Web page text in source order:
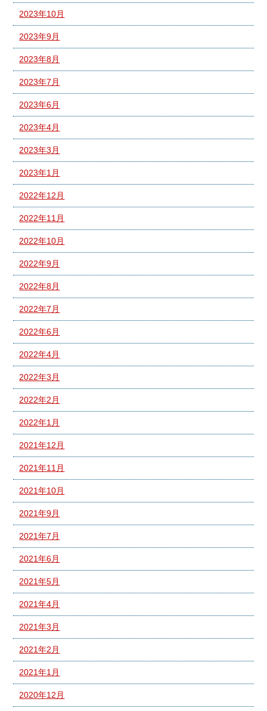
2023年10月
2023年9月
2023年8月
2023年7月
2023年6月
2023年4月
2023年3月
2023年1月
2022年12月
2022年11月
2022年10月
2022年9月
2022年8月
2022年7月
2022年6月
2022年4月
2022年3月
2022年2月
2022年1月
2021年12月
2021年11月
2021年10月
2021年9月
2021年7月
2021年6月
2021年5月
2021年4月
2021年3月
2021年2月
2021年1月
2020年12月